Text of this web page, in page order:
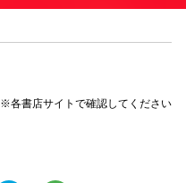
※各書店サイトで確認してください